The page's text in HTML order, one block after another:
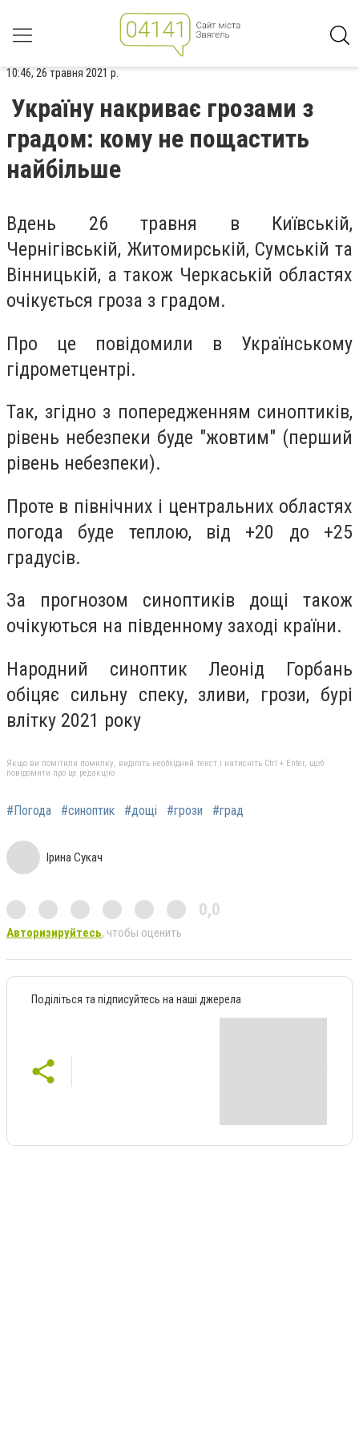
10:46, 26 травня 2021 р.
Україну накриває грозами з
градом: кому не пощастить
найбільше
Вдень 26 травня в Київській,
Чернігівській, Житомирській, Сумській та
Вінницькій, а також Черкаській областях
очікується гроза з градом.
Про це повідомили в Українському
гідрометцентрі.
Так, згідно з попередженням синоптиків,
рівень небезпеки буде "жовтим" (перший
рівень небезпеки).
Проте в північних і центральних областях
погода буде теплою, від +20 до +25
градусів.
За прогнозом синоптиків дощі також
очікуються на південному заході країни.
Народний синоптик Леонід Горбань
обіцяє сильну спеку, зливи, грози, бурі
влітку 2021 року
Якщо ви помітили помилку, виділіть необхідний текст і натисніть Ctrl + Enter, щоб
повідомити про це редакцію
#Погода #синоптик #дощі #грози #град
Ірина Сукач
0,0
Авторизируйтесь, чтобы оценить
Поділіться та підписуйтесь на наші джерела